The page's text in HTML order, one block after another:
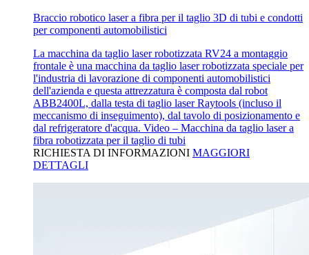
Braccio robotico laser a fibra per il taglio 3D di tubi e condotti
per componenti automobilistici
La macchina da taglio laser robotizzata RV24 a montaggio
frontale è una macchina da taglio laser robotizzata speciale per
l'industria di lavorazione di componenti automobilistici
dell'azienda e questa attrezzatura è composta dal robot
ABB2400L, dalla testa di taglio laser Raytools (incluso il
meccanismo di inseguimento), dal tavolo di posizionamento e
dal refrigeratore d'acqua. Video – Macchina da taglio laser a
fibra robotizzata per il taglio di tubi
RICHIESTA DI INFORMAZIONI MAGGIORI
DETTAGLI